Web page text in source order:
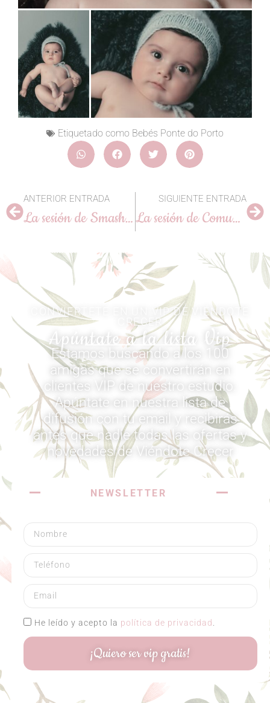
Etiquetado como Bebés Ponte do Porto
ANTERIOR ENTRADA
La sesión de Smash Cake en Muxía de Adriana y Marco
SIGUIENTE ENTRADA
La sesión de Comunión en Arteixo de Yago
CONVIERTETE EN UN VIP DE VIÉNDOTE
CRECER
Apúntate a la lista Vip
Estamos buscando a los 100
amigas que se convertirán en
clientes VIP de nuestro estudio.
Apúntate en nuestra lista de
difusión con tu email y recibirás
antes que nadie todas las ofertas y
novedades de Viéndote Crecer​
NEWSLETTER
He leído y acepto la política de privacidad .
¡Quiero ser vip gratis!